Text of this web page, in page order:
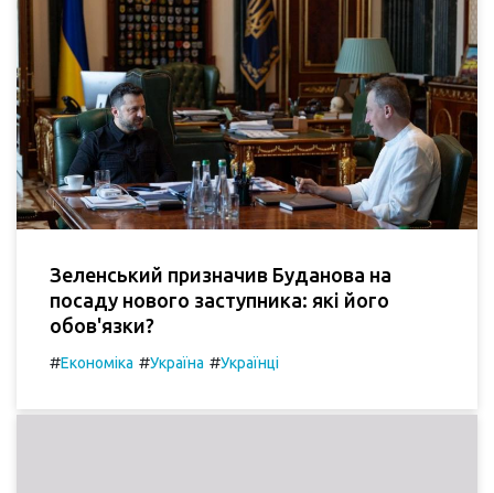
Зеленський призначив Буданова на
посаду нового заступника: які його
обов'язки?
#Економіка #Україна #Українці